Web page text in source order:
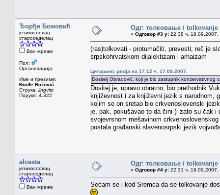
Ђорђе Божовић
језикословац
староседелац
Ван мреже
Пол:
Организација:
Име и презиме:
Đorđe Božović
Струка: lingvist
Поруке: 4.322
Одг: толковање / tolkovanje
« Одговор #3 у: 22.38 ч. 18.09.2007.
(ras)tolkovati - protumačiti, prevesti; reč je
srpskohrvatskom dijalektizam i arhaizam
Цитирано: pedja на 17.12 ч. 17.09.2007.
Dositelj Obradović, koji je bio zastupnik konzervativnog
Dositej je, upravo obratno, bio prethodnik
književnost i za književni jezik s narodnom,
kojim se on sretao bio crkvenoslovenski
je, pak, pokušavao to da čini (i zato su čak i
svojevrsnom mešavinom
postala građanski slavenosrpski jezik
alcesta
језикословац
староседелац
Ван мреже
Одг: толковање / tolkovanje
« Одговор #4 у: 22.31 ч. 19.09.2007.
Sećam se i kod Sremca da se tolkovanje